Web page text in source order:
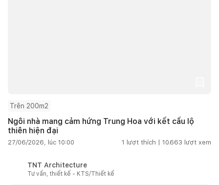
Trên 200m2
Ngôi nhà mang cảm hứng Trung Hoa với kết cấu lộ
thiên hiện đại
27/06/2026, lúc 10:00 1 lượt thích | 10.663 lượt xem
TNT Architecture
Tư vấn, thiết kế - KTS/Thiết kế